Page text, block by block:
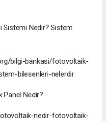
Sistemi Nedir? Sistem
bilgi-bankasi/fotovoltaik-
bilesenleri-nelerdir
Panel Nedir?
nedir-fotovoltaik-